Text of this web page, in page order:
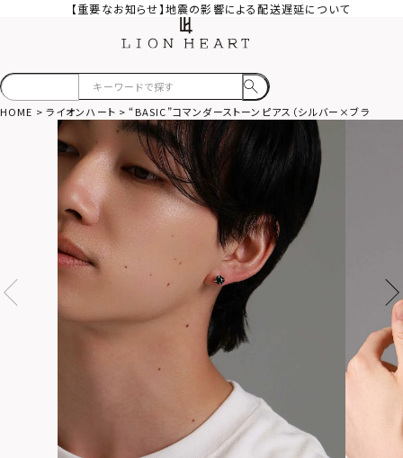
【重要なお知らせ】地震の影響による配送遅延について
HOME ライオンハート “BASIC”コマンダーストーンピアス（シルバー×ブラック